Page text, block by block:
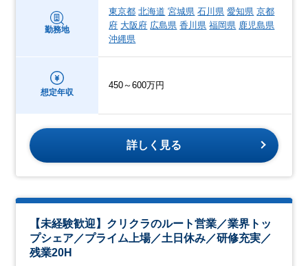
勤務地
東京都 北海道 宮城県 石川県 愛知県 京都
府 大阪府 広島県 香川県 福岡県 鹿児島県
沖縄県
想定年収
450～600万円
詳しく見る
【未経験歓迎】クリクラのルート営業／業界トッ
プシェア／プライム上場／土日休み／研修充実／
残業20H